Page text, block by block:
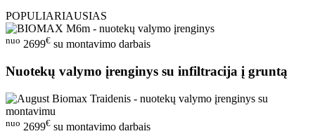
POPULIARIAUSIAS
nuo 2699€ su montavimo darbais
Nuotekų valymo įrenginys su infiltracija į gruntą
nuo 2699€ su montavimo darbais